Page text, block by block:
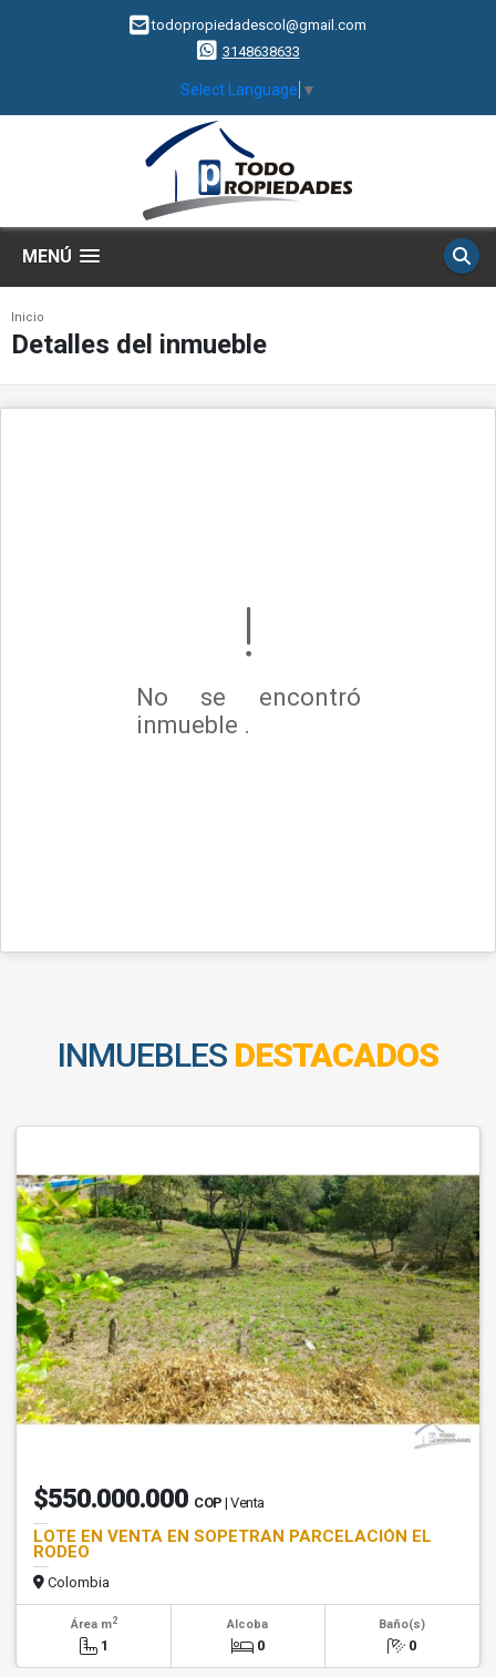
todopropiedadescol@gmail.com
3148638633
Select Language ▼
MENÚ
Inicio
Detalles del inmueble
No se encontró
inmueble .
INMUEBLES DESTACADOS
$550.000.000 COP | Venta
LOTE EN VENTA EN SOPETRAN PARCELACIÓN EL
RODEO
Colombia
Área m2
1
Alcoba
0
Baño(s)
0